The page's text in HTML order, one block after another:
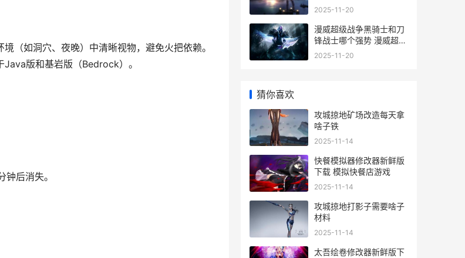
（如洞穴、夜晚）中清晰视物，避免火把依赖。
版和基岩版（Bedrock）。
后消失。
店持续多久
2025-11-20
漫威超级战争黑骑士和刀
锋战士哪个强势 漫威超级
战争黑舌谋士
2025-11-20
猜你喜欢
攻城掠地矿场改造每天拿
啥子铁
2025-11-14
快餐模拟器修改器新鲜版
下载 模拟快餐店游戏
2025-11-14
攻城掠地打影子需要啥子
材料
2025-11-14
太吾绘卷修改器新鲜版下